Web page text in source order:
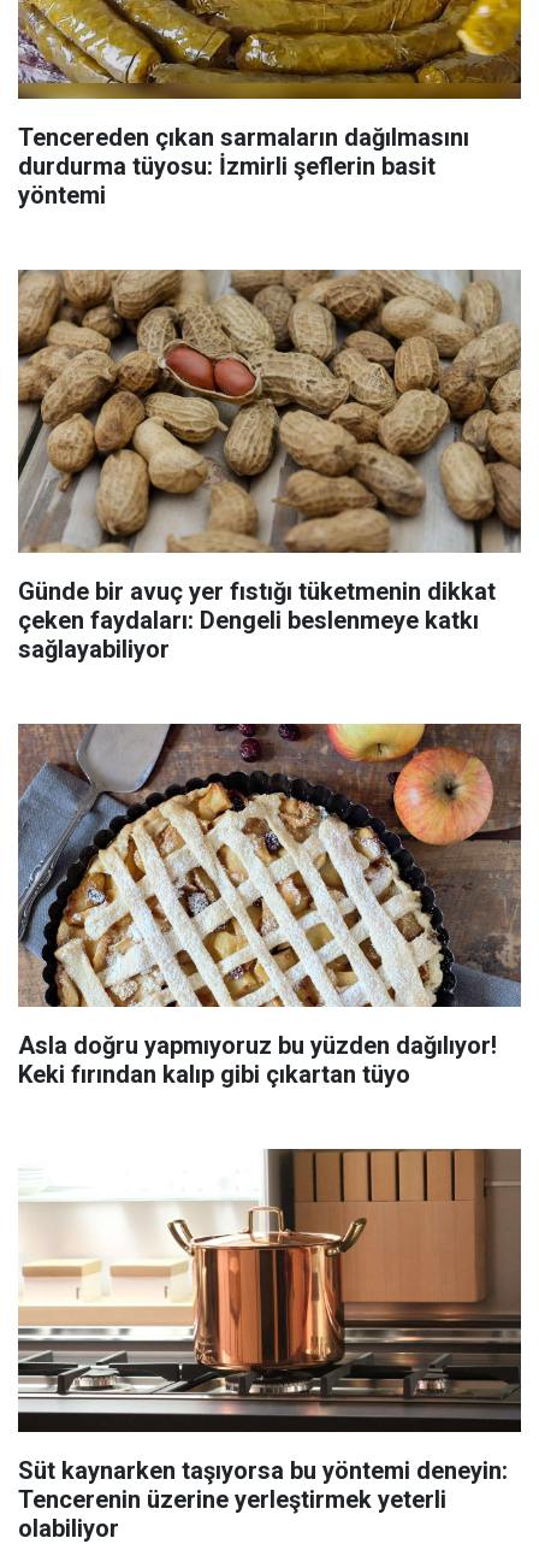
Tencereden çıkan sarmaların dağılmasını
durdurma tüyosu: İzmirli şeflerin basit
yöntemi
Günde bir avuç yer fıstığı tüketmenin dikkat
çeken faydaları: Dengeli beslenmeye katkı
sağlayabiliyor
Asla doğru yapmıyoruz bu yüzden dağılıyor!
Keki fırından kalıp gibi çıkartan tüyo
Süt kaynarken taşıyorsa bu yöntemi deneyin:
Tencerenin üzerine yerleştirmek yeterli
olabiliyor